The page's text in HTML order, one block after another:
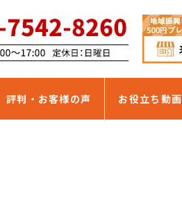
評判・お客様の声 お役立ち動画